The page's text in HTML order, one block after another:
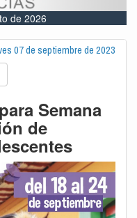
de 2026
07 de septiembre de 2023
Semana
de